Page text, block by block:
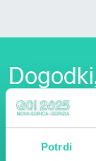
Potrdi
–
in